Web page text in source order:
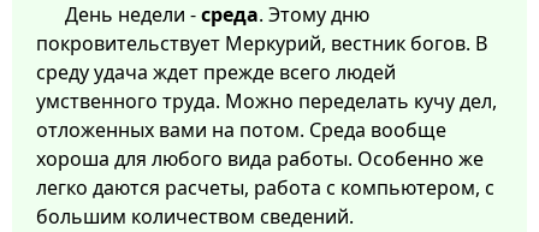
День недели -среда. Этому дню
покровительствует Меркурий, вестник богов. В
среду удача ждет прежде всего людей
умственного труда. Можно переделать кучу дел,
отложенных вами на потом. Среда вообще
хороша для любого вида работы. Особенно же
легко даются расчеты, работа с компьютером, с
большим количеством сведений.